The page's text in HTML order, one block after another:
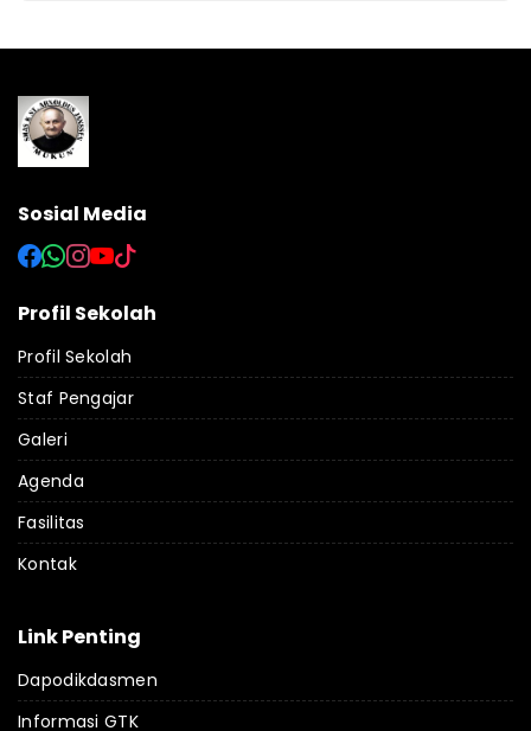
Sosial Media
Profil Sekolah
Profil Sekolah
Staf Pengajar
Galeri
Agenda
Fasilitas
Kontak
Link Penting
Dapodikdasmen
Informasi GTK